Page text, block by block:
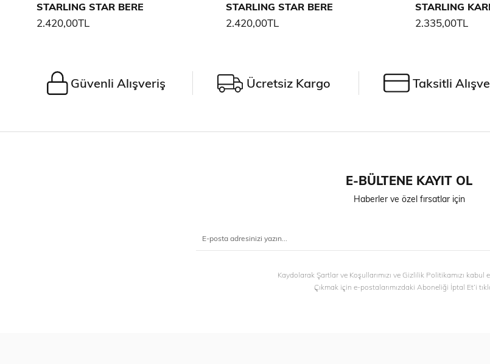
STARLING STAR BERE
2.420,00TL
STARLING STAR BERE
2.420,00TL
STARLING
2.335,00TL
Güvenli Alışveriş Ücretsiz Kargo Taksitli
E-BÜLTENE KAYIT OL
Haberler ve özel fırsatlar için
Kaydolarak Şartlar ve Koşullarımızı ve Gizlilik Politikamızı kabul
Çıkmak için e-postalarımızdaki Aboneliği İptal Et’i